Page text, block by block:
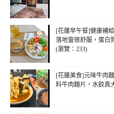
[花蓮早午餐]健康補
落地窗很舒服，蛋白
(瀏覽：233)
[花蓮美食]元味牛肉
料牛肉麵片，水餃真